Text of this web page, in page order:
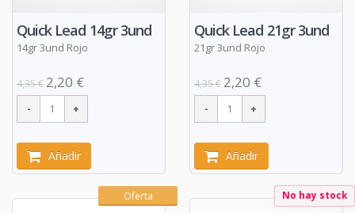
Quick Lead 14gr 3und
14gr 3und Rojo
4,35 € 2,20 €
Añadir
Quick Lead 21gr 3und
21gr 3und Rojo
4,35 € 2,20 €
Añadir
Oferta No hay stock